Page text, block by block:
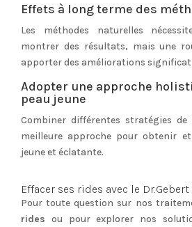
Effets à long terme des
Les méthodes naturelles
montrer des résultats, mais une
apporter des améliorations
Adopter une approche
peau jeune
Combiner différentes stratégies
meilleure approche pour obtenir
jeune et éclatante.
Effacer ses rides avec le Dr.Gebert
Pour toute question sur nos
rides ou pour explorer nos